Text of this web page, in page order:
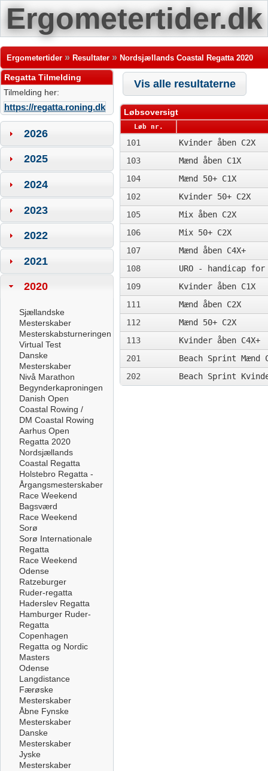
Ergometertider.dk
Ergometertider » Resultater » Nordsjællands Coastal Regatta 2020
Regatta Tilmelding
Tilmelding her:
https://regatta.roning.dk
2026
2025
2024
2023
2022
2021
2020
Sjællandske
Mesterskaber
Mesterskabsturneringen
Virtual Test
Danske
Mesterskaber
Nivå Marathon
Begynderkaproningen
Danish Open
Coastal Rowing /
DM Coastal Rowing
Aarhus Open
Regatta 2020
Nordsjællands
Coastal Regatta
Holstebro Regatta -
Årgangsmesterskaber
Race Weekend
Bagsværd
Race Weekend
Sorø
Sorø Internationale
Regatta
Race Weekend
Odense
Ratzeburger
Ruder-regatta
Haderslev Regatta
Hamburger Ruder-
Regatta
Copenhagen
Regatta og Nordic
Masters
Odense
Langdistance
Færøske
Mesterskaber
Åbne Fynske
Mesterskaber
Danske
Mesterskaber
Jyske
Mesterskaber
Vis alle resultaterne
Løbsoversigt
Løb nr.
101
Kvinder åben C2X
103
Mænd åben C1X
104
Mænd 50+ C1X
102
Kvinder 50+ C2X
105
Mix åben C2X
106
Mix 50+ C2X
107
Mænd åben C4X+
108
URO - handicap
109
Kvinder åben C1X
111
Mænd åben C2X
112
Mænd 50+ C2X
113
Kvinder åben C4X+
201
Beach Sprint
202
Beach Sprint